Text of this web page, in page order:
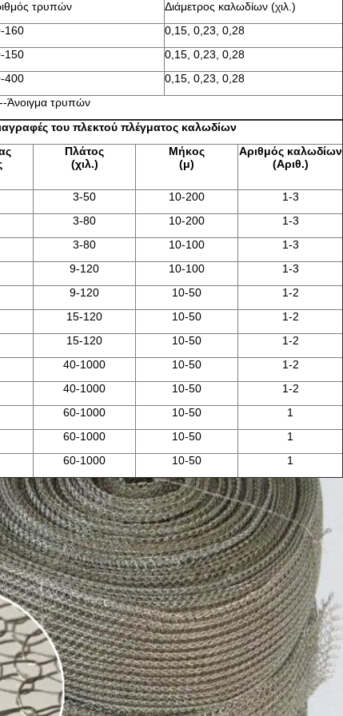
τρυπών
Διάμετρος καλωδίων (χιλ.)
160
0,15, 0,23, 0,28
150
0,15, 0,23, 0,28
400
0,15, 0,23, 0,28
Άνοιγμα τρυπών
του πλεκτού πλέγματος καλωδίων
Πλάτος
(χιλ.)
Μήκος
(μ)
Αριθμός καλωδίων
(Αριθ.)
3-50 10-200
1-3
3-80 10-200
1-3
3-80 10-100
1-3
9-120 10-100
1-3
9-120 10-50
1-2
15-120 10-50
1-2
15-120 10-50
1-2
40-1000 10-50
1-2
40-1000 10-50
1-2
60-1000 10-50
1
60-1000 10-50
1
60-1000 10-50 1